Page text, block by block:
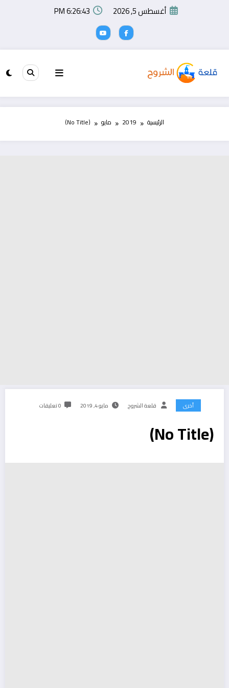
أغسطس 5, 2026 6:26:44 PM
الرئيسية 2019 مايو (No Title)
أخرى قلعة الشروح مايو 4, 2019 0 تعليقات
(No Title)